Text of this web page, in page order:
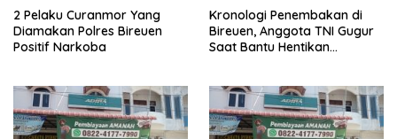
2 Pelaku Curanmor Yang
Diamakan Polres Bireuen
Positif Narkoba
Kronologi Penembakan di
Bireuen, Anggota TNI Gugur
Saat Bantu Hentikan